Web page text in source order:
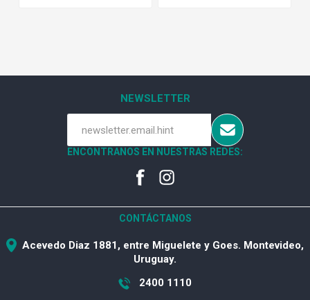
NEWSLETTER
ENCONTRANOS EN NUESTRAS REDES:
CONTÁCTANOS
Acevedo Diaz 1881, entre Miguelete y Goes. Montevideo,
Uruguay.
2400 1110